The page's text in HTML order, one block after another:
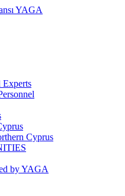
Experts
Cyprus
by YAGA